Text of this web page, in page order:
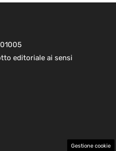
editoriale ai sensi
Gestione cookie